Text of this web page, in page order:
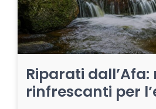
Riparati dall’Afa:
rinfrescanti per